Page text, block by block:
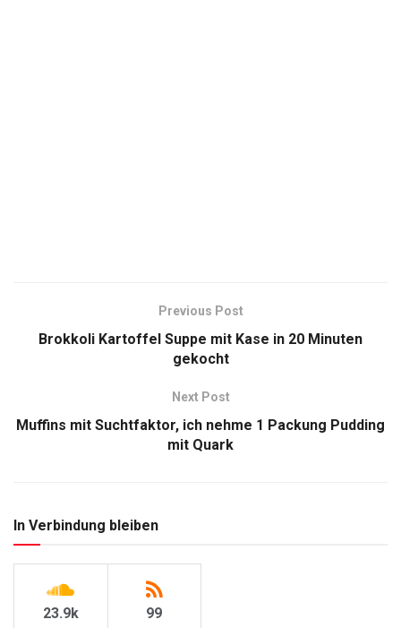
Previous Post
Brokkoli Kartoffel Suppe mit Kase in 20 Minuten
gekocht
Next Post
Muffins mit Suchtfaktor, ich nehme 1 Packung Pudding
mit Quark
In Verbindung bleiben
23.9k 99